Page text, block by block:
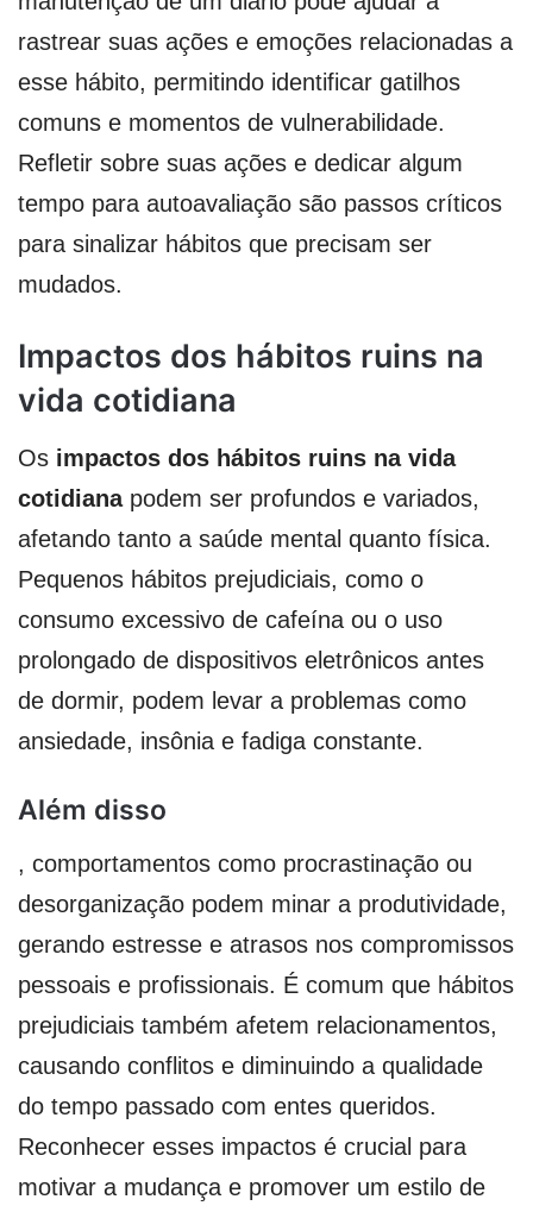
rastrear suas ações e emoções relacionadas a
esse hábito, permitindo identificar gatilhos
comuns e momentos de vulnerabilidade.
Refletir sobre suas ações e dedicar algum
tempo para autoavaliação são passos críticos
para sinalizar hábitos que precisam ser
mudados.
Impactos dos hábitos ruins na
vida cotidiana
Os impactos dos hábitos ruins na vida
cotidianapodem ser profundos e variados,
afetando tanto a saúde mental quanto física.
Pequenos hábitos prejudiciais, como o
consumo excessivo de cafeína ou o uso
prolongado de dispositivos eletrônicos antes
de dormir, podem levar a problemas como
ansiedade, insônia e fadiga constante.
Além disso
, comportamentos como procrastinação ou
desorganização podem minar a produtividade,
gerando estresse e atrasos nos compromissos
pessoais e profissionais. É comum que hábitos
prejudiciais também afetem relacionamentos,
causando conflitos e diminuindo a qualidade
do tempo passado com entes queridos.
Reconhecer esses impactos é crucial para
motivar a mudança e promover um estilo de